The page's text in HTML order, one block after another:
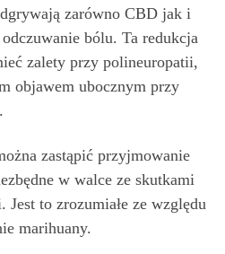
zarówno CBD jak i
bólu. Ta redukcja
zalety przy polineuropatii,
objawem ubocznym przy
zastąpić przyjmowanie
w walce ze skutkami
to zrozumiałe ze względu
marihuany.